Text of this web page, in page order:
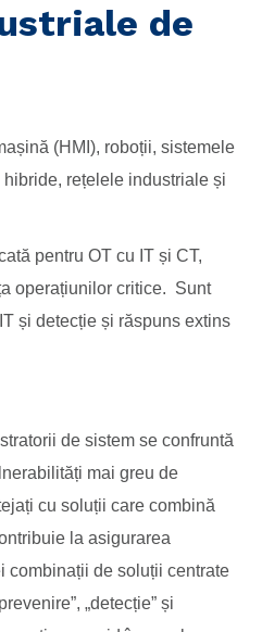
de
(HMI), roboții, sistemele
rețelele industriale și
pentru OT cu IT și CT,
operațiunilor critice. Sunt
și detecție și răspuns extins
de sistem se confruntă
mai greu de
cu soluții care combină
la asigurarea
combinații de soluții centrate
„detecție” și